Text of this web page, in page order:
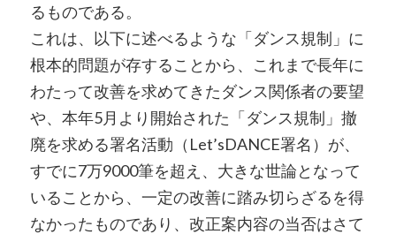
るものである。
これは、以下に述べるような「ダンス規制」に
根本的問題が存することから、これまで長年に
わたって改善を求めてきたダンス関係者の要望
や、本年5月より開始された「ダンス規制」撤
廃を求める署名活動（Let’sDANCE署名）が、
すでに7万9000筆を超え、大きな世論となって
いることから、一定の改善に踏み切らざるを得
なかったものであり、改正案内容の当否はさて